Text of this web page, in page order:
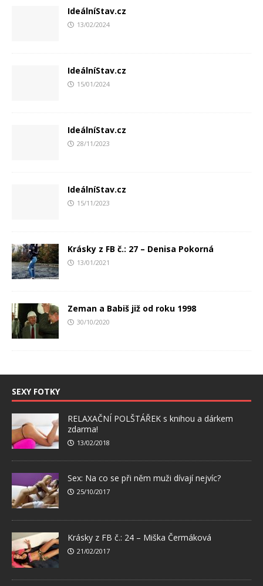
IdeálníStav.cz
13/02/2024
IdeálníStav.cz
15/01/2024
IdeálníStav.cz
28/11/2023
IdeálníStav.cz
15/11/2023
Krásky z FB č.: 27 – Denisa Pokorná
13/01/2021
Zeman a Babiš již od roku 1998
30/10/2020
SEXY FOTKY
RELAXAČNÍ POLŠTÁŘEK s knihou a dárkem
zdarma!
13/02/2018
Sex: Na co se při něm muži dívají nejvíc?
25/10/2017
Krásky z FB č.: 24 – Miška Čermáková
21/02/2017